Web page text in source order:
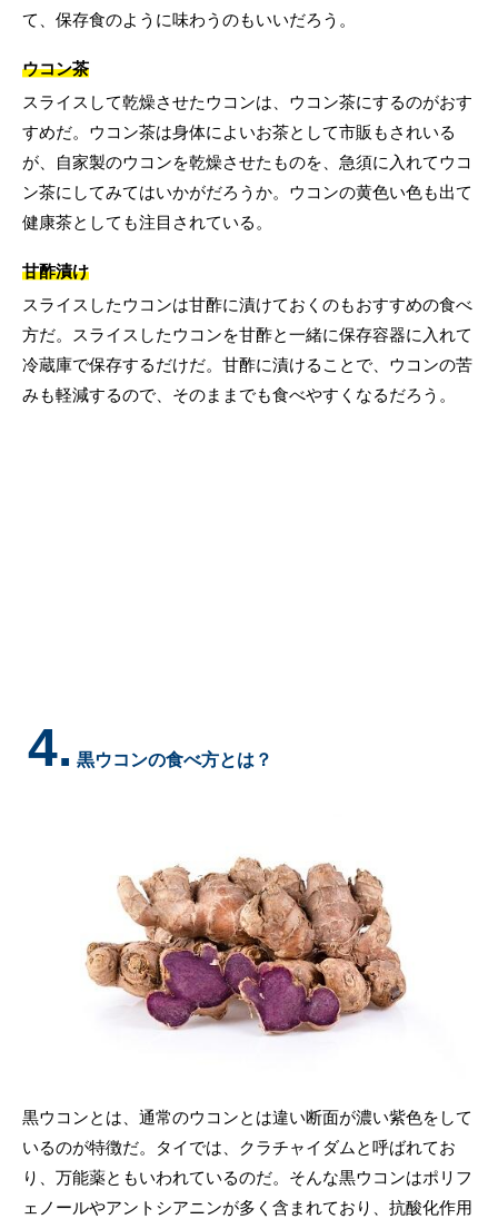
て、保存食のように味わうのもいいだろう。
ウコン茶
スライスして乾燥させたウコンは、ウコン茶にするのがおす
すめだ。ウコン茶は身体によいお茶として市販もされいる
が、自家製のウコンを乾燥させたものを、急須に入れてウコ
ン茶にしてみてはいかがだろうか。ウコンの黄色い色も出て
健康茶としても注目されている。
甘酢漬け
スライスしたウコンは甘酢に漬けておくのもおすすめの食べ
方だ。スライスしたウコンを甘酢と一緒に保存容器に入れて
冷蔵庫で保存するだけだ。甘酢に漬けることで、ウコンの苦
みも軽減するので、そのままでも食べやすくなるだろう。
4. 黒ウコンの食べ方とは？
黒ウコンとは、通常のウコンとは違い断面が濃い紫色をして
いるのが特徴だ。タイでは、クラチャイダムと呼ばれてお
り、万能薬ともいわれているのだ。そんな黒ウコンはポリフ
ェノールやアントシアニンが多く含まれており、抗酸化作用